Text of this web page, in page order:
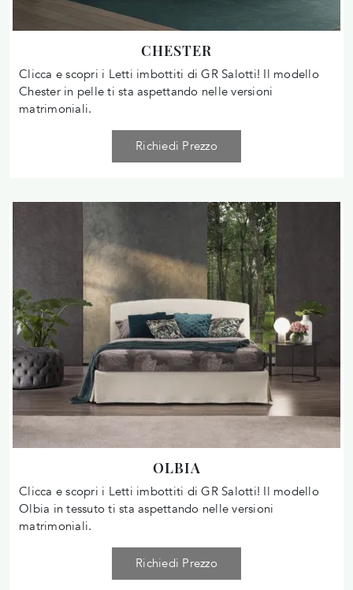
CHESTER
Clicca e scopri i Letti imbottiti di GR Salotti! Il modello
Chester in pelle ti sta aspettando nelle versioni
matrimoniali.
Richiedi Prezzo
OLBIA
Clicca e scopri i Letti imbottiti di GR Salotti! Il modello
Olbia in tessuto ti sta aspettando nelle versioni
matrimoniali.
Richiedi Prezzo